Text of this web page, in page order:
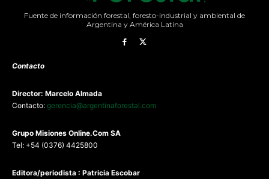
Fuente de información forestal, foresto-industrial y ambiental de
Argentina y América Latina
Contacto
Director: Marcelo Almada
Contacto: gerencia@argentinaforestal.com
Grupo Misiones Online.Com SA
Tel: +54 (0376) 4425800
Editora/periodista : Patricia Escobar